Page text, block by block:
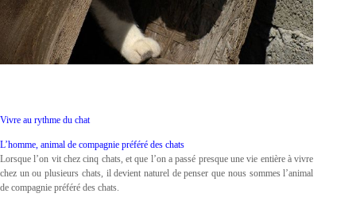
Vivre au rythme du chat
L’homme, animal de compagnie préféré des chats
Lorsque l’on vit chez cinq chats, et que l’on a passé presque une vie entière à vivre
chez un ou plusieurs chats, il devient naturel de penser que nous sommes l’animal
de compagnie préféré des chats.